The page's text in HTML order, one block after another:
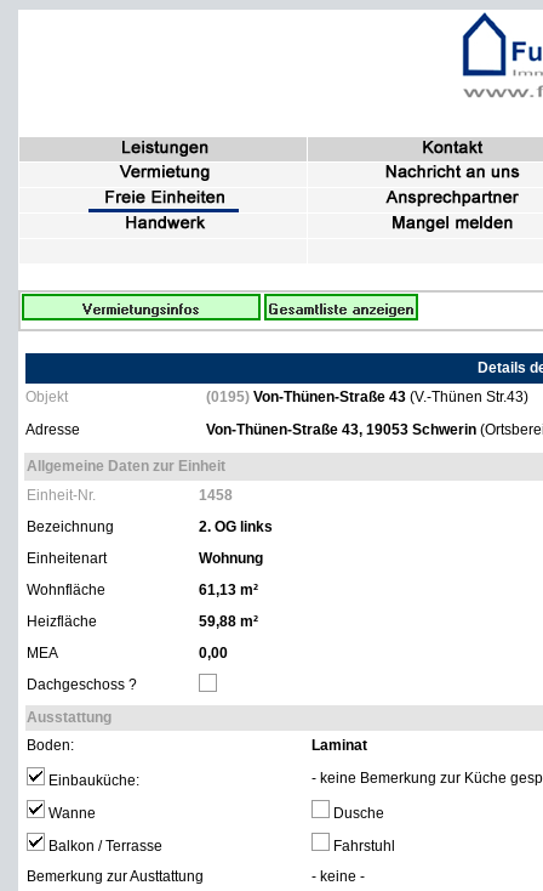
Details
Objekt
(0195) Von-Thünen-Straße 43 (V.-Thünen Str.43)
Adresse
Von-Thünen-Straße 43, 19053 Schwerin
Allgemeine Daten zur Einheit
Einheit-Nr.
1458
Bezeichnung
2. OG links
Einheitenart
Wohnung
Wohnfläche
61,13 m²
Heizfläche
59,88 m²
MEA
0,00
Dachgeschoss ?
Ausstattung
Boden:
Laminat
Einbauküche: - keine Bemerkung zur Küche
Wanne
Dusche
Balkon / Terrasse
Fahrstuhl
Bemerkung zur Austtattung
- keine -